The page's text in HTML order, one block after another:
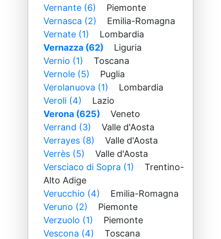
Vernante (6)
Piemonte
Vernasca (2)
Emilia-Romagna
Vernate (1)
Lombardia
Vernazza (62)
Liguria
Vernio (1)
Toscana
Vernole (5)
Puglia
Verolanuova (1)
Lombardia
Veroli (4)
Lazio
Verona (625)
Veneto
Verrand (3)
Valle d'Aosta
Verrayes (8)
Valle d'Aosta
Verrès (5)
Valle d'Aosta
Versciaco di Sopra (1)
Trentino-
Alto Adige
Verucchio (4)
Emilia-Romagna
Veruno (2)
Piemonte
Verzuolo (1)
Piemonte
Vescona (4)
Toscana